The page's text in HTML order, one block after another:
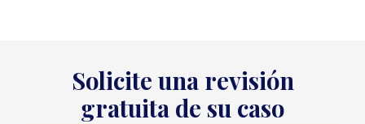
Solicite una revisión
gratuita de su caso